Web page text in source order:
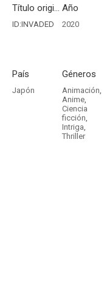
Título original
ID:INVADED
Año
2020
País
Japón
Géneros
Animación,
Anime,
Ciencia
ficción,
Intriga,
Thriller